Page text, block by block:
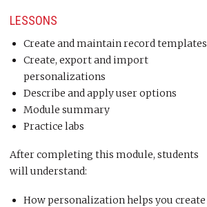
LESSONS
Create and maintain record templates
Create, export and import
personalizations
Describe and apply user options
Module summary
Practice labs
After completing this module, students
will understand:
How personalization helps you create